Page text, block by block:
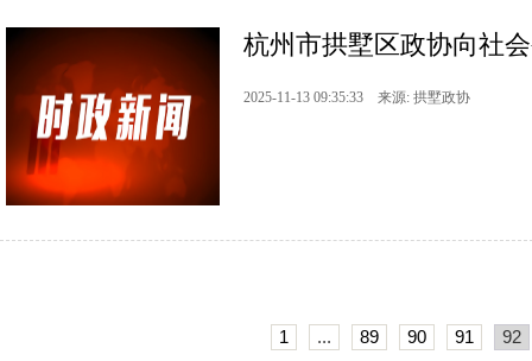
杭州市拱墅区政协向社
2025-11-13 09:35:33 来源: 拱墅政协
1 ... 89 90 91 92